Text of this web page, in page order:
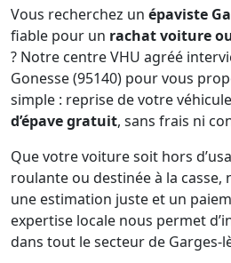
Vous recherchez un épaviste
fiable pour un rachat voiture
? Notre centre VHU agréé
Gonesse (95140) pour vous
simple : reprise de votre
d’épave gratuit, sans frais ni
Que votre voiture soit hors
roulante ou destinée à la casse,
une estimation juste et un
expertise locale nous permet
dans tout le secteur de Garges-